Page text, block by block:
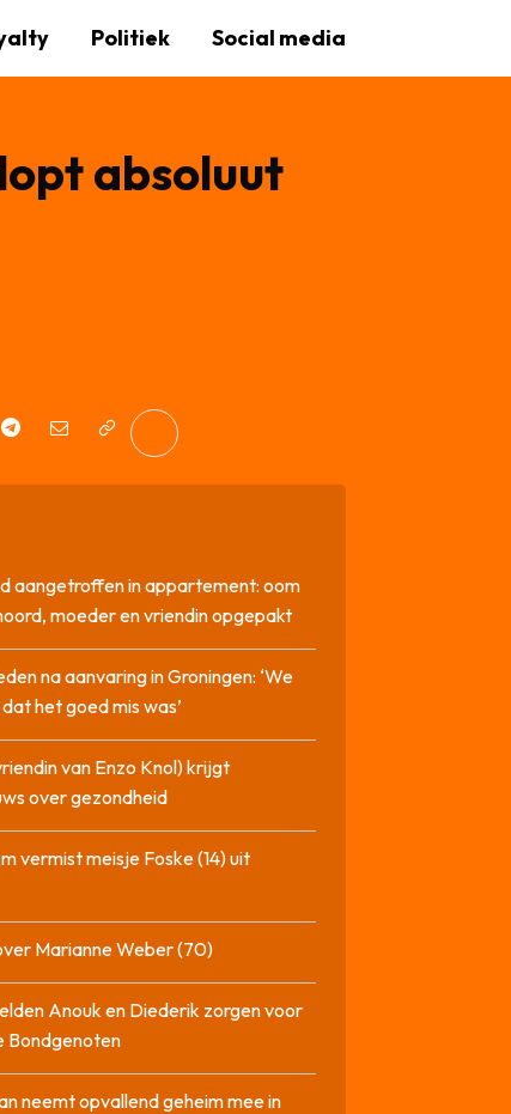
Politiek Social media
absoluut
aangetroffen in appartement: oom
moeder en vriendin opgepakt
na aanvaring in Groningen: ‘We
het goed mis was’
van Enzo Knol) krijgt
over gezondheid
vermist meisje Foske (14) uit
Marianne Weber (70)
Anouk en Diederik zorgen voor
Bondgenoten
neemt opvallend geheim mee in